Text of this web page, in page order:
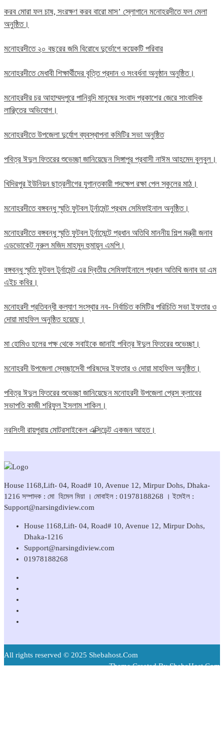
করব মোরা ফল চাষ, সংরক্ষণ করব বারো মাস’ স্লোগানে মনোহরদীতে ফল মেলা
অনুষ্ঠিত।
মনোহরদীতে ২০ বছরের জমি বিরোধে দুর্ভোগে কয়েকটি পরিবার
মনোহরদীতে মেধাবী শিক্ষার্থীদের বৃত্তি প্রদান ও সংবর্ধনা অনুষ্ঠান অনুষ্ঠিত।
মনোহরদীর চর আহাম্মদপুরে পানিবন্দি মানুষের সংবাদ প্রকাশের জেরে সাংবাদিক
লাঞ্ছিতের অভিযোগ।
মনোহরদীতে উপজেলা দুর্যোগ ব্যবস্থাপনা কমিটির সভা অনুষ্ঠিত
পবিত্র ঈদুল ফিতরের শুভেচ্ছা জানিয়েছেন সিঙ্গাপুর প্রবাসী নাঈম আহমেদ বুলবুল।
খিদিরপুর ইউনিয়ন ছাত্রলীগের যুগান্তকারী পদক্ষেপ রক্ষা পেল স্কুলের মাঠ।
মনোহরদীতে বঙ্গবন্ধু স্মৃতি ফুটবল টুর্নামেন্ট প্রথম সেমিফাইনাল অনুষ্ঠিত।
মনোহরদীতে বঙ্গবন্ধু স্মৃতি ফুটবল টুর্নামেন্টে প্রধান অতিথি মাননীয় শিল্প মন্ত্রী জনাব
এডভোকেট নুরুল মজিদ মাহমুদ হুমায়ূন এমপি।
বঙ্গবন্ধু স্মৃতি ফুটবল টুর্নামেন্ট এর দ্বিতীয় সেমিফাইনালে প্রধান অতিথি জনাব ডা এম
এইচ কবির।
মনোহরদী প্রতিবন্ধী কল্যাণ সংস্থার নব- নির্বাচিত কমিটির পরিচিতি সভা ইফতার ও
দোয়া মাহফিল অনুষ্ঠিত হয়েছে।
মা হোমিও হলের পক্ষ থেকে সবাইকে জানাই পবিত্র ঈদুল ফিতরের শুভেচ্ছা।
মনোহরদী উপজেলা স্বেচ্ছাসেবী পরিষদের ইফতার ও দোয়া মাহফিল অনুষ্ঠিত।
পবিত্র ঈদুল ফিতরের শুভেচ্ছা জানিয়েছেন মনোহরদী উপজেলা প্রেস ক্লাবের
সভাপতি কাজী শরিফুল ইসলাম শাকিল।
নরসিংদী রায়পুরায় মোটরসাইকেল এক্সিডেন্ট একজন আহত।
House 1168,Lift- 04, Road# 10, Avenue 12, Mirpur Dohs, Dhaka-
1216 সম্পাদক : মো হিমেল মিয়া । মোবাইল : 01978188268 । ইমেইল :
Support@narsingdiview.com
House 1168,Lift- 04, Road# 10, Avenue 12, Mirpur Dohs,
Dhaka-1216
Support@narsingdiview.com
01978188268
All rights reserved © 2025 Shebahost.Com
Theme Created By ShebaHost.Com